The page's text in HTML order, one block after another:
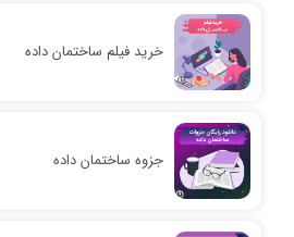
خرید فیلم ساختمان داده
جزوه ساختمان داده